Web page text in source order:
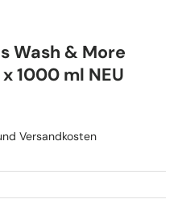
Wash & More
1000 ml NEU
Versandkosten